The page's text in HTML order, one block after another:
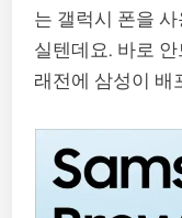
는 갤럭시 폰을
실텐데요. 바로
래전에 삼성이 배